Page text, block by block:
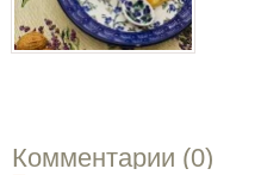
Комментарии (0)